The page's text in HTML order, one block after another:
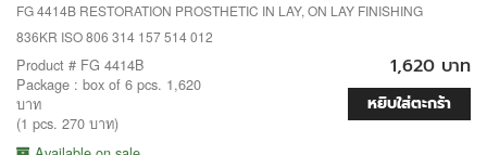
FG 4414B RESTORATION PROSTHETIC IN LAY, ON LAY FINISHING
836KR ISO 806 314 157 514 012
Product # FG 4414B
Package : box of 6 pcs. 1,620
บาท
(1 pcs. 270 บาท)
1,620 บาท
หยิบใส่ตะกร้า